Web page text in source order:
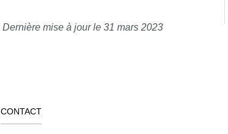
Dernière mise à jour le 31 mars 2023
CONTACT